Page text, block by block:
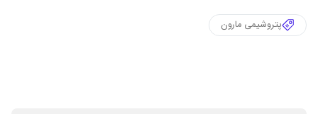
پتروشیمی مارون